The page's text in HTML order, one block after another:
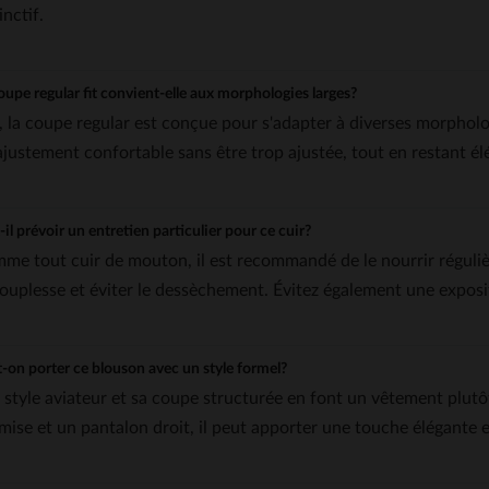
regular fit convient-elle aux morphologies larges?
la coupe regular est conçue pour s'adapter à diverses
confortable sans être trop ajustée, tout en restant
il prévoir un entretien particulier pour ce cuir?
tout cuir de mouton, il est recommandé de le nourrir
et éviter le dessèchement. Évitez également une
on porter ce blouson avec un style formel?
style aviateur et sa coupe structurée en font un vêtement
et un pantalon droit, il peut apporter une touche élégante